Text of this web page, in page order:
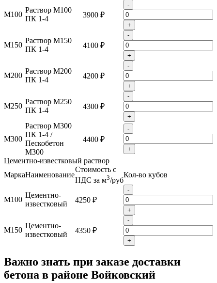
М100
Раствор М100
ПК 1-4
3900 ₽
-
+
М150
Раствор М150
ПК 1-4
4100 ₽
-
+
М200
Раствор М200
ПК 1-4
4200 ₽
-
+
М250
Раствор М250
ПК 1-4
4300 ₽
-
+
М300
Раствор М300
ПК 1-4 /
Пескобетон
М300
4400 ₽
-
+
Цементно-известковый раствор
МаркаНаименование
Стоимость с
НДС за м3/руб
Кол-во кубов
М100
Цементно-
известковый
4250 ₽
-
+
М150
Цементно-
известковый
4350 ₽
-
+
Важно знать при заказе доставки
бетона в районе Войковский